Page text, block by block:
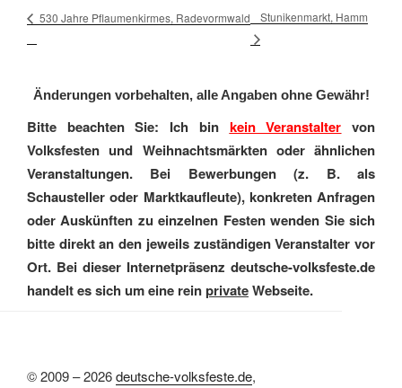
530 Jahre Pflaumenkirmes, Radevormwald Stunikenmarkt, Hamm
Änderungen vorbehalten, alle Angaben ohne Gewähr!
Bitte beachten Sie: Ich bin kein Veranstalter von
Volksfesten und Weihnachtsmärkten oder ähnlichen
Veranstaltungen. Bei Bewerbungen (z. B. als
Schausteller oder Marktkaufleute), konkreten Anfragen
oder Auskünften zu einzelnen Festen wenden Sie sich
bitte direkt an den jeweils zuständigen Veranstalter vor
Ort. Bei dieser Internetpräsenz deutsche-volksfeste.de
handelt es sich um eine reinprivateWebseite.
© 2009 – 2026deutsche-volksfeste.de,